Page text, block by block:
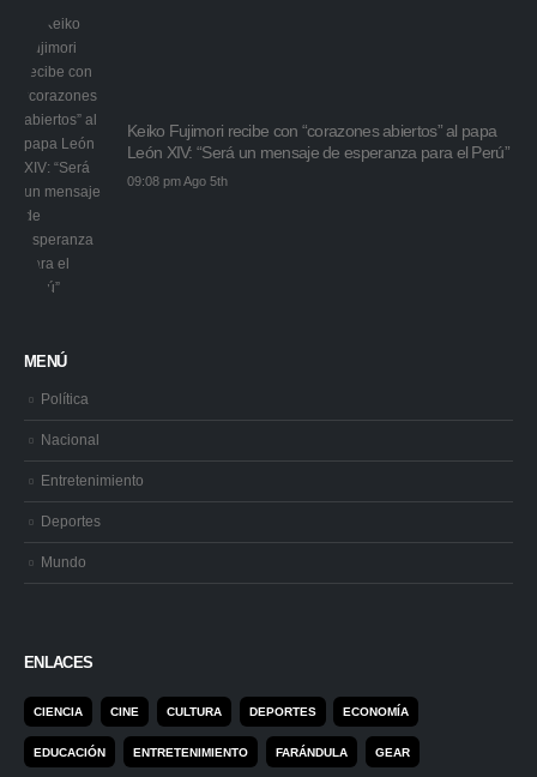
Keiko Fujimori recibe con “corazones abiertos” al papa
León XIV: “Será un mensaje de esperanza para el Perú”
09:08 pm Ago 5th
MENÚ
Política
Nacional
Entretenimiento
Deportes
Mundo
ENLACES
CIENCIA CINE CULTURA DEPORTES ECONOMÍA
EDUCACIÓN ENTRETENIMIENTO FARÁNDULA GEAR